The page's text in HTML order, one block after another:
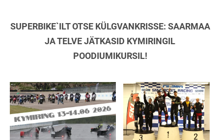
SUPERBIKE`ILT OTSE KÜLGVANKRISSE: SAARMAA
JA TELVE JÄTKASID KYMIRINGIL
POODIUMIKURSIL!